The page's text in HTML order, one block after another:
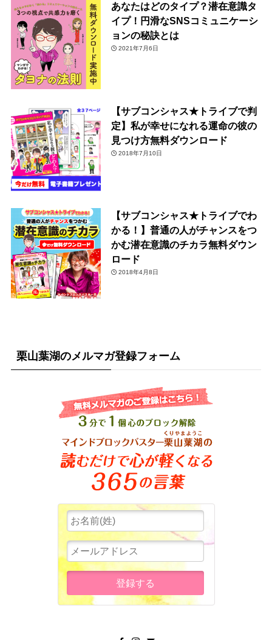
あなたはどのタイプ？潜在意識タ
イプ！円滑なSNSコミュニケーシ
ョンの秘訣とは
2021年7月6日
【サブコンシャス★トライブで判
定】私が幸せになれる運命の彼の
見つけ方無料ダウンロード
2018年7月10日
【サブコンシャス★トライブでわ
かる！】普通の人がチャンスをつ
かむ潜在意識のチカラ無料ダウン
ロード
2018年4月8日
栗山葉湖のメルマガ登録フォーム